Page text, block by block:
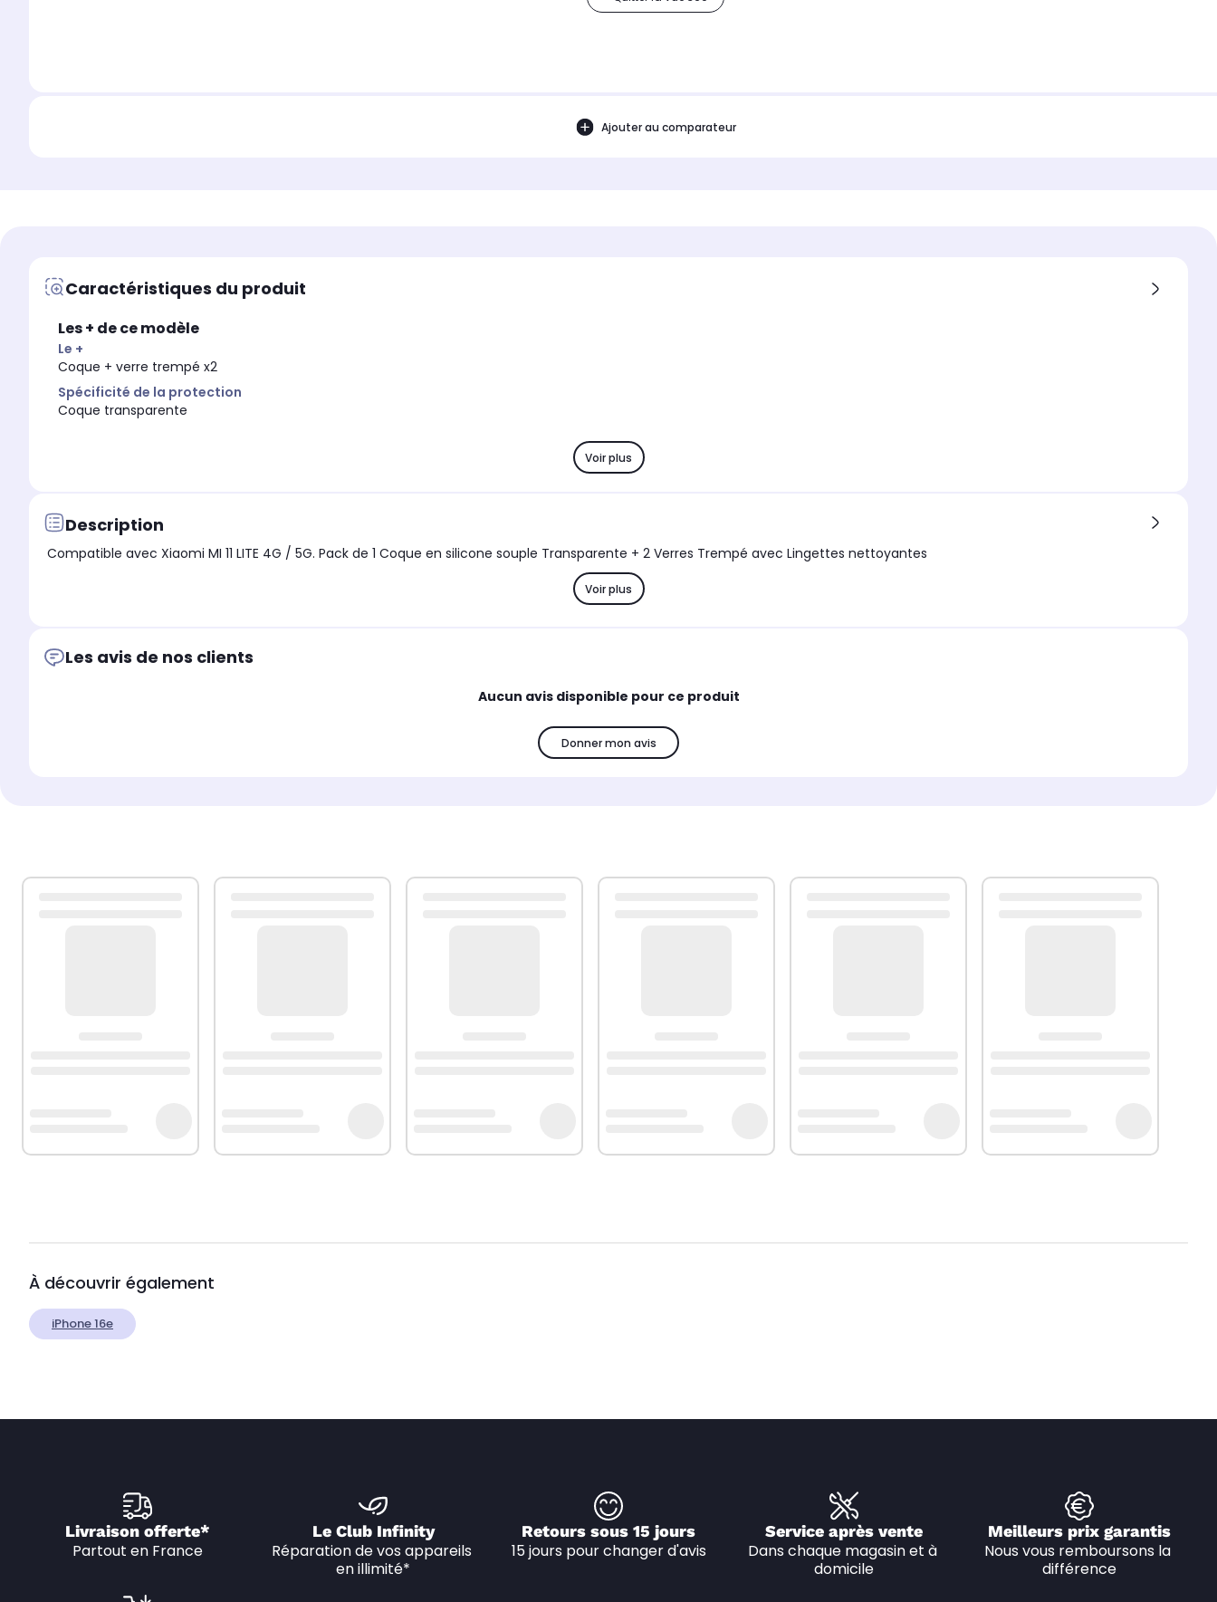
Ajouter au comparateur
Caractéristiques du produit
Les + de ce modèle
Le +
Coque + verre trempé x2
Spécificité de la protection
Coque transparente
Voir plus
Description
Compatible avec Xiaomi MI 11 LITE 4G / 5G. Pack de 1 Coque en silicone souple Transparente + 2 Verres Trempé avec Lingettes nettoyantes
Voir plus
Les avis de nos clients
Aucun avis disponible pour ce produit
Donner mon avis
À découvrir également
iPhone 16e
Livraison offerte*
Partout en France
Le Club Infinity
Réparation de vos appareils
en illimité*
Retours sous 15 jours
15 jours pour changer d'avis
Service après vente
Dans chaque magasin et à
domicile
Meilleurs prix garantis
Nous vous remboursons la
différence